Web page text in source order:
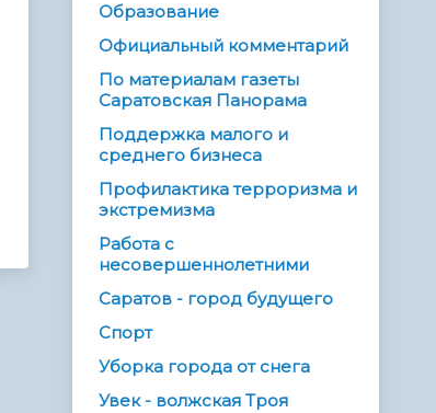
Образование
Официальный комментарий
По материалам газеты
Саратовская Панорама
Поддержка малого и
среднего бизнеса
Профилактика терроризма и
экстремизма
Работа с
несовершеннолетними
Саратов - город будущего
Спорт
Уборка города от снега
Увек - волжская Троя